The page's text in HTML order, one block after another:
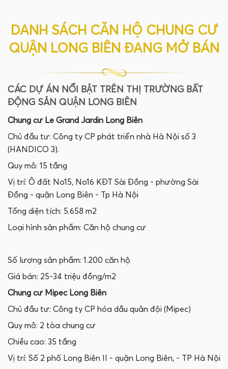
DANH SÁCH CĂN HỘ CHUNG CƯ
QUẬN LONG BIÊN ĐANG MỞ BÁN
CÁC DỰ ÁN NỔI BẬT TRÊN THỊ TRƯỜNG BẤT
ĐỘNG SẢN QUẬN LONG BIÊN
Chung cư Le Grand Jardin Long Biên
Chủ đầu tư: Công ty CP phát triển nhà Hà Nội số 3
(HANDICO 3).
Quy mô: 15 tầng
Vị trí: Ô đất No15, No16 KĐT Sài Đồng - phường Sài
Đồng - quận Long Biên - Tp Hà Nội
Tổng diện tích: 5.658 m2
Loại hình sản phẩm: Căn hộ chung cư
Số lượng sản phẩm: 1.200 căn hộ
Giá bán: 25-34 triệu đồng/m2
Chung cư Mipec Long Biên
Chủ đầu tư: Công ty CP hóa dầu quân đội (Mipec)
Quy mô: 2 tòa chung cư
Chiều cao: 35 tầng
Vị trí: Số 2 phố Long Biên II - quận Long Biên, - TP Hà Nội